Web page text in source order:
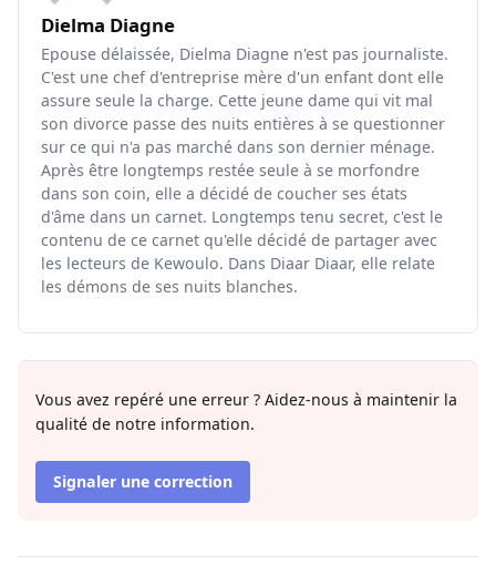
Dielma Diagne
Epouse délaissée, Dielma Diagne n'est pas journaliste.
C'est une chef d'entreprise mère d'un enfant dont elle
assure seule la charge. Cette jeune dame qui vit mal
son divorce passe des nuits entières à se questionner
sur ce qui n'a pas marché dans son dernier ménage.
Après être longtemps restée seule à se morfondre
dans son coin, elle a décidé de coucher ses états
d'âme dans un carnet. Longtemps tenu secret, c'est le
contenu de ce carnet qu'elle décidé de partager avec
les lecteurs de Kewoulo. Dans Diaar Diaar, elle relate
les démons de ses nuits blanches.
Vous avez repéré une erreur ? Aidez-nous à maintenir la
qualité de notre information.
Signaler une correction